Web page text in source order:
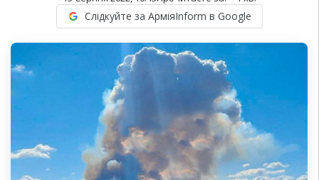
Слідкуйте за АрміяInform в Google